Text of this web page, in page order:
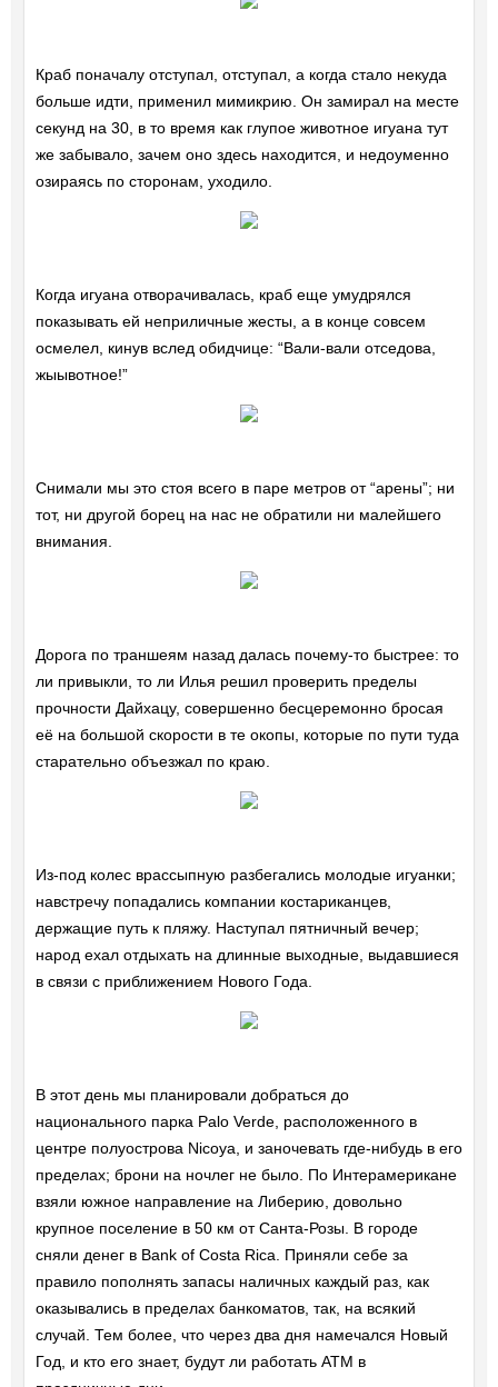
Краб поначалу отступал, отступал, а когда стало некуда
больше идти, применил мимикрию. Он замирал на месте
секунд на 30, в то время как глупое животное игуана тут
же забывало, зачем оно здесь находится, и недоуменно
озираясь по сторонам, уходило.
Когда игуана отворачивалась, краб еще умудрялся
показывать ей неприличные жесты, а в конце совсем
осмелел, кинув вслед обидчице: “Вали-вали отседова,
жыывотное!”
Снимали мы это стоя всего в паре метров от “арены”; ни
тот, ни другой борец на нас не обратили ни малейшего
внимания.
Дорога по траншеям назад далась почему-то быстрее: то
ли привыкли, то ли Илья решил проверить пределы
прочности Дайхацу, совершенно бесцеремонно бросая
её на большой скорости в те окопы, которые по пути туда
старательно объезжал по краю.
Из-под колес врассыпную разбегались молодые игуанки;
навстречу попадались компании костариканцев,
держащие путь к пляжу. Наступал пятничный вечер;
народ ехал отдыхать на длинные выходные, выдавшиеся
в связи с приближением Нового Года.
В этот день мы планировали добраться до
национального парка Palo Verde, расположенного в
центре полуострова Nicoya, и заночевать где-нибудь в его
пределах; брони на ночлег не было. По Интерамерикане
взяли южное направление на Либерию, довольно
крупное поселение в 50 км от Санта-Розы. В городе
сняли денег в Bank of Costa Rica. Приняли себе за
правило пополнять запасы наличных каждый раз, как
оказывались в пределах банкоматов, так, на всякий
случай. Тем более, что через два дня намечался Новый
Год, и кто его знает, будут ли работать ATM в